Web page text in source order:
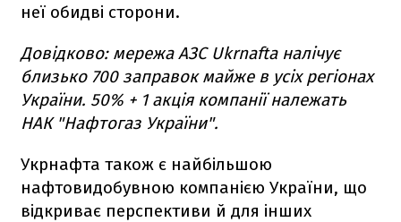
неї обидві сторони.
Довідково: мережа АЗС Ukrnafta налічує
близько 700 заправок майже в усіх регіонах
України. 50% + 1 акція компанії належать
НАК "Нафтогаз України".
Укрнафта також є найбільшою
нафтовидобувною компанією України, що
відкриває перспективи й для інших